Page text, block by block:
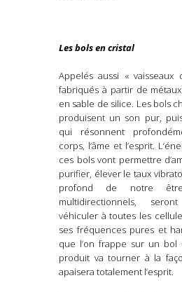
Les bols en cristal
Appelés aussi « vaisseaux
fabriqués à partir de
en sable de silice. Les bols
produisent un son pur,
qui résonnent
corps, l’âme et l’esprit.
ces bols vont permettre
purifier, élever le taux
profond de notre
multidirectionnels,
véhiculer à toutes les
ses fréquences pures et
que l’on frappe sur un bol
produit va tourner à la
apaisera totalement l’esprit.